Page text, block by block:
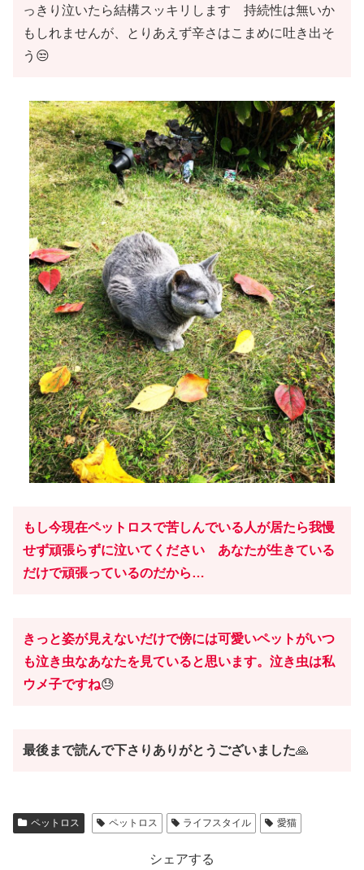
っきり泣いたら結構スッキリします 持続性は無いか
もしれませんが、とりあえず辛さはこまめに吐き出そ
う😒
もし今現在ペットロスで苦しんでいる人が居たら我慢
せず頑張らずに泣いてください あなたが生きている
だけで頑張っているのだから…
きっと姿が見えないだけで傍には可愛いペットがいつ
も泣き虫なあなたを見ていると思います。泣き虫は私
ウメ子ですね😓
最後まで読んで下さりありがとうございました🙏
ペットロス ペットロス ライフスタイル 愛猫
シェアする